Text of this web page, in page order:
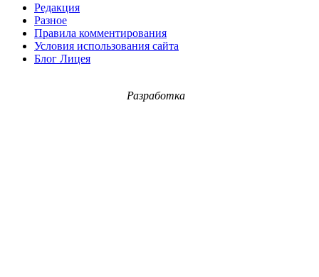
Редакция
Разное
Правила комментирования
Условия использования сайта
Блог Лицея
Разработка